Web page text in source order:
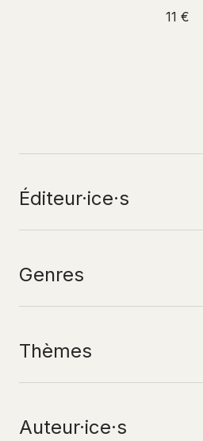
11 €
NAVIGUERPAR
Éditeur·ice·s
Genres
Thèmes
Auteur·ice·s